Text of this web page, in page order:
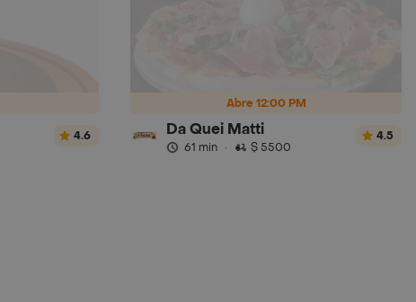
4.6
Abre 12:00 PM
Da Quei Matti
61 min · $ 5500
4.5